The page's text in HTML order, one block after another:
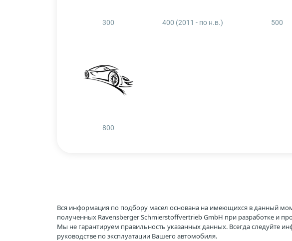
300 400 (2011 - по н.в.) 500
800
Вся информация по подбору масел основана на имеющихся в данный
полученных Ravensberger Schmierstoffvertrieb GmbH при разработке и
Мы не гарантируем правильность указанных данных. Всегда следуйте
руководстве по эксплуатации Вашего автомобиля.